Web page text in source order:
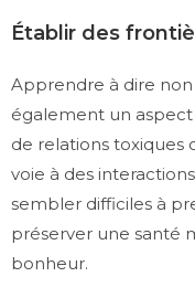
Établir des
Apprendre à dire
également un
de relations toxiques
voie à des
sembler difficiles à
préserver une santé
bonheur.